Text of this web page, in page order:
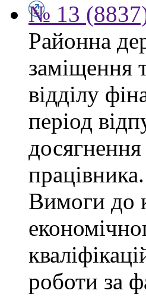
№ 13 (8837)
Районна
заміщення
відділу
період
працівника.
Вимоги до
роботи за